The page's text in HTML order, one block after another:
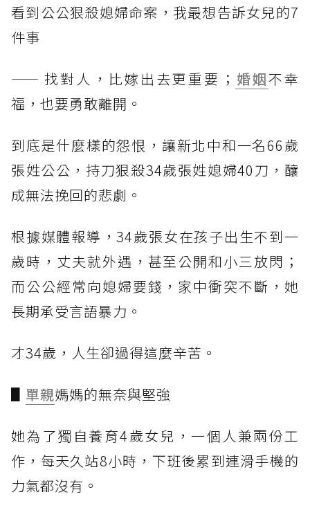
看到公公狠殺媳婦命案，我最想告訴女兒的7
件事
—— 找對人，比嫁出去更重要； 婚姻不幸
福，也要勇敢離開。
到底是什麼樣的怨恨，讓新北中和一名66歲
張姓公公，持刀狠殺34歲張姓媳婦40刀，釀
成無法挽回的悲劇。
根據媒體報導，34歲張女在孩子出生不到一
歲時，丈夫就外遇，甚至公開和小三放閃；
而公公經常向媳婦要錢，家中衝突不斷，她
長期承受言語暴力。
才34歲，人生卻過得這麼辛苦。
▋ 單親媽媽的無奈與堅強
她為了獨自養育4歲女兒，一個人兼兩份工
作，每天久站8小時，下班後累到連滑手機的
力氣都沒有。